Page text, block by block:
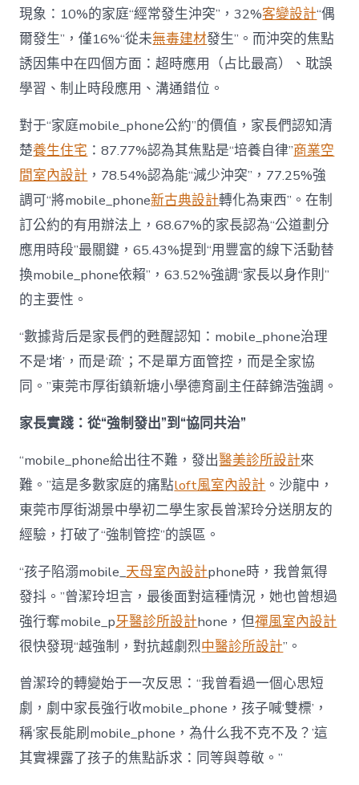
現象：10%的家庭“經常發生沖突”，32%客變設計“偶
爾發生”，僅16%“從未無毒建材發生”。而沖突的焦點
誘因集中在四個方面：超時應用（占比最高）、耽誤
學習、制止時段應用、溝通錯位。
對于“家庭mobile_phone公約”的價值，家長們認知清
楚養生住宅 ：87.77%認為其焦點是“培養自律”商業空
間室內設計 ，78.54%認為能“減少沖突”，77.25%強
調可“將mobile_phone新古典設計轉化為東西”。在制
訂公約的有用辦法上，68.67%的家長認為“公道劃分
應用時段”最關鍵，65.43%提到“用豐富的線下活動替
換mobile_phone依賴”，63.52%強調“家長以身作則”
的主要性。
“數據背后是家長們的甦醒認知：mobile_phone治理
不是‘堵’，而是‘疏’；不是單方面管控，而是全家協
同。”東莞市厚街鎮新塘小學德育副主任薛錦浩強調。
家長實踐：從“強制發出”到“協同共治”
“mobile_phone給出往不難，發出醫美診所設計來
難。”這是多數家庭的痛點loft風室內設計 。沙龍中，
東莞市厚街湖景中學初二學生家長曾潔玲分送朋友的
經驗，打破了“強制管控”的誤區。
“孩子陷溺mobile_天母室內設計phone時，我曾氣得
發抖。”曾潔玲坦言，最後面對這種情況，她也曾想過
強行奪mobile_p牙醫診所設計hone，但禪風室內設計
很快發現“越強制，對抗越劇烈中醫診所設計”。
曾潔玲的轉變始于一次反思：“我曾看過一個心思短
劇，劇中家長強行收mobile_phone，孩子喊‘雙標’，
稱‘家長能刷mobile_phone，為什么我不克不及？’這
其實裸露了孩子的焦點訴求：同等與尊敬。”